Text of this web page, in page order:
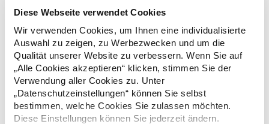
Diese Webseite verwendet Cookies
Wir verwenden Cookies, um Ihnen eine individualisierte
Auswahl zu zeigen, zu Werbezwecken und um die
Qualität unserer Website zu verbessern. Wenn Sie auf
„Alle Cookies akzeptieren“ klicken, stimmen Sie der
Verwendung aller Cookies zu. Unter
„Datenschutzeinstellungen“ können Sie selbst
bestimmen, welche Cookies Sie zulassen möchten.
Diese Einstellungen können Sie jederzeit ändern.
Wasserdichte Reißverschlüsse Kinnschutz Napoleontasche
Tunnelzug am Saum mit Kordelstopper innen Verlängertes
Rückenteil mit abgerundetem Saum 2 Seitentaschen mit
Reißverschluss Eingenähter Schlüsselanhänger in Seitentasche
Reflektierende Paspeln und Reißverschlussanhänger
Teilungsnähte Neutrales Größenetikett Atmungsaktiv,
wasserdicht 8.000 mm, winddicht Softshell-Bonded-Fleece bi-
elastischMaterialzusammensetzung: Außen: 95% Polyester / 5%
Elasthan, Innen: 100% PolyesterAngaben zur
ab66,96 € *
* Preise inkl. gesetzlicher Mwst. + Versandkosten *